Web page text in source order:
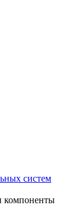
систем
компоненты